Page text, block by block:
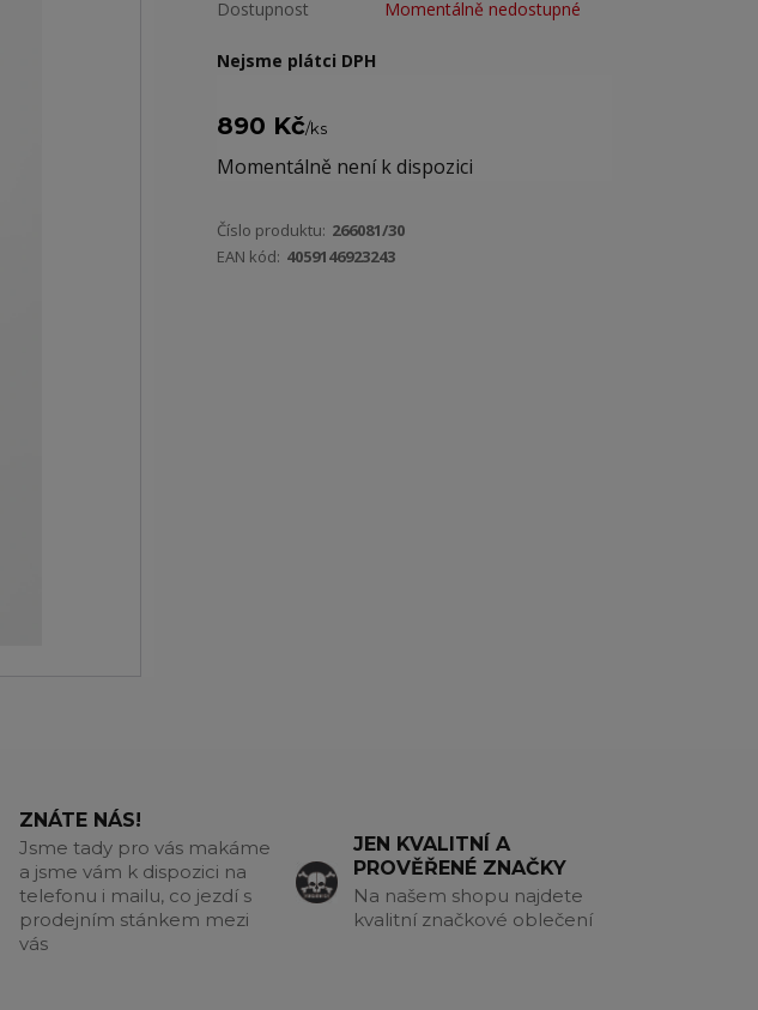
Dostupnost Momentálně nedostupné
Nejsme plátci DPH
890 Kč/ks
Momentálně není k dispozici
Číslo produktu: 266081/30
EAN kód: 4059146923243
ZNÁTE NÁS!
Jsme tady pro vás makáme
a jsme vám k dispozici na
telefonu i mailu, co jezdí s
prodejním stánkem mezi
vás
JEN KVALITNÍ A
PROVĚŘENÉ ZNAČKY
Na našem shopu najdete
kvalitní značkové oblečení